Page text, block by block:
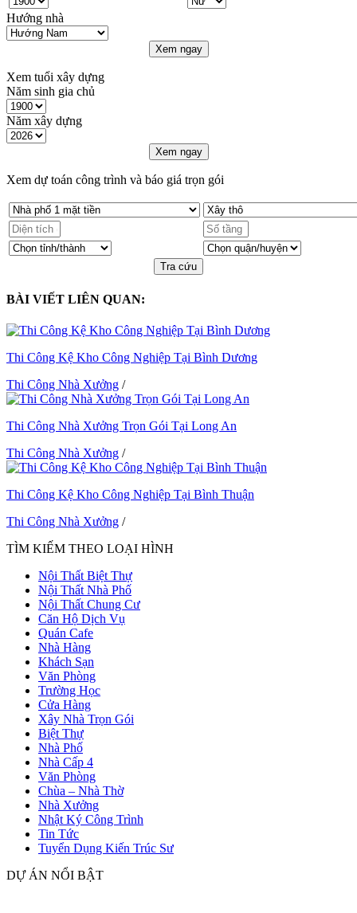
Hướng nhà
Xem ngay
Xem tuổi xây dựng
Năm sinh gia chủ
Năm xây dựng
Xem ngay
Xem dự toán công trình và báo giá trọn gói
Tra cứu
BÀI VIẾT LIÊN QUAN:
Thi Công Kệ Kho Công Nghiệp Tại Bình Dương
Thi Công Nhà Xưởng /
Thi Công Nhà Xưởng Trọn Gói Tại Long An
Thi Công Nhà Xưởng /
Thi Công Kệ Kho Công Nghiệp Tại Bình Thuận
Thi Công Nhà Xưởng /
TÌM KIẾM THEO LOẠI HÌNH
Nội Thất Biệt Thự
Nội Thất Nhà Phố
Nội Thất Chung Cư
Căn Hộ Dịch Vụ
Quán Cafe
Nhà Hàng
Khách Sạn
Văn Phòng
Trường Học
Cửa Hàng
Xây Nhà Trọn Gói
Biệt Thự
Nhà Phố
Nhà Cấp 4
Văn Phòng
Chùa – Nhà Thờ
Nhà Xưởng
Nhật Ký Công Trình
Tin Tức
Tuyển Dụng Kiến Trúc Sư
DỰ ÁN NỔI BẬT